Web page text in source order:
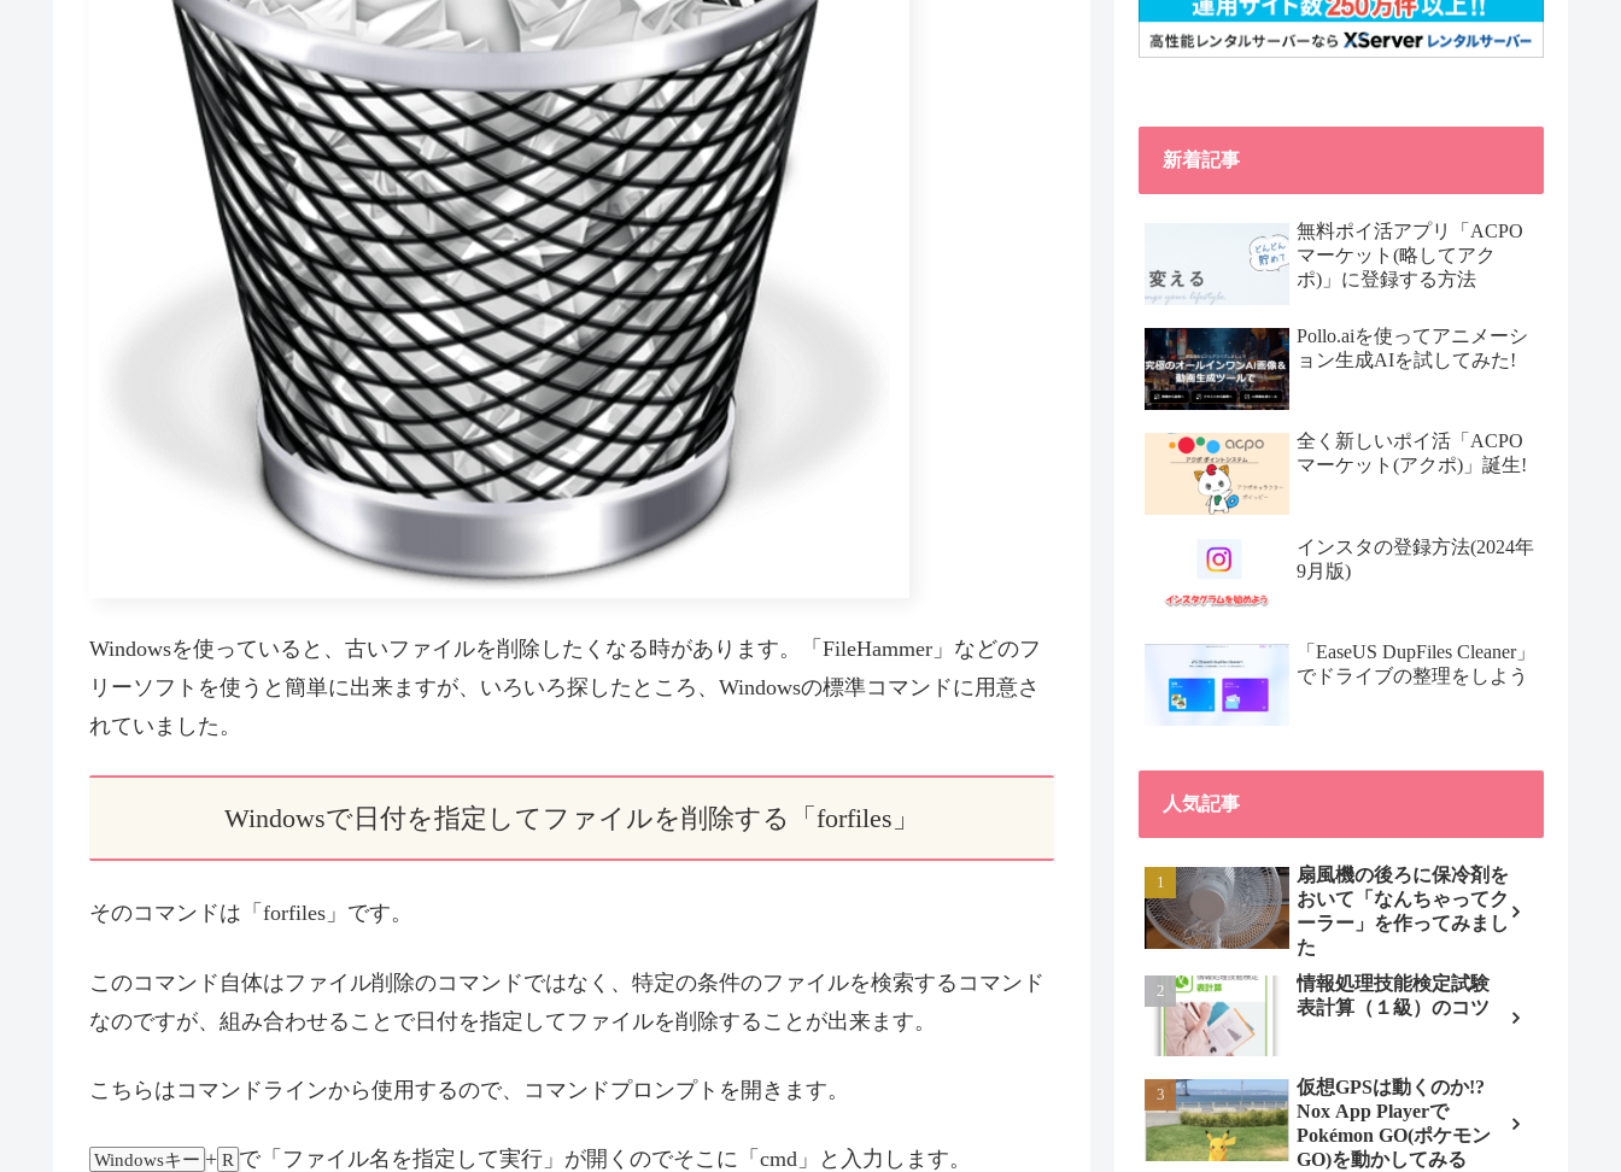
Windowsを使っていると、古いファイルを削除したくなる時があります。「FileHammer」などのフ
リーソフトを使うと簡単に出来ますが、いろいろ探したところ、Windowsの標準コマンドに用意さ
れていました。
Windowsで日付を指定してファイルを削除する「forfiles」
そのコマンドは「forfiles」です。
このコマンド自体はファイル削除のコマンドではなく、特定の条件のファイルを検索するコマンド
なのですが、組み合わせることで日付を指定してファイルを削除することが出来ます。
こちらはコマンドラインから使用するので、コマンドプロンプトを開きます。
Windowsキー + R で「ファイル名を指定して実行」が開くのでそこに「cmd」と入力します。
新着記事
無料ポイ活アプリ「ACPO
マーケット(略してアク
ポ)」に登録する方法
Pollo.aiを使ってアニメーシ
ョン生成AIを試してみた!
全く新しいポイ活「ACPO
マーケット(アクポ)」誕生!
インスタの登録方法(2024年
9月版)
「EaseUS DupFiles Cleaner」
でドライブの整理をしよう
人気記事
扇風機の後ろに保冷剤を
おいて「なんちゃってク
ーラー」を作ってみまし
た
情報処理技能検定試験
表計算（１級）のコツ
仮想GPSは動くのか!?
Nox App Playerで
Pokémon GO(ポケモン
GO)を動かしてみる